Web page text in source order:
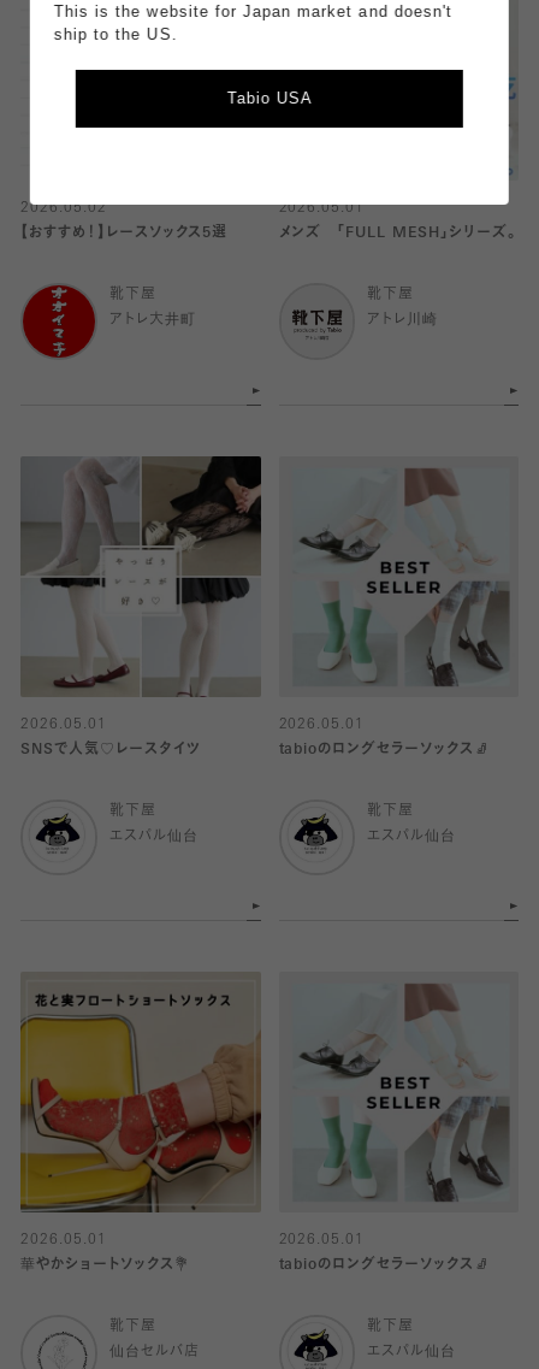
2026.05.02
【おすすめ！】レースソックス5選
靴下屋
アトレ大井町
2026.05.01
メンズ 「FULL MESH」シリーズ。
靴下屋
アトレ川崎
2026.05.01
SNSで人気♡レースタイツ
靴下屋
エスパル仙台
2026.05.01
tabioのロングセラーソックス🧦
靴下屋
エスパル仙台
2026.05.01
華やかショートソックス💐
靴下屋
仙台セルバ店
2026.05.01
tabioのロングセラーソックス🧦
靴下屋
エスパル仙台
This is the website for Japan market and doesn't
ship to the US.
Tabio USA